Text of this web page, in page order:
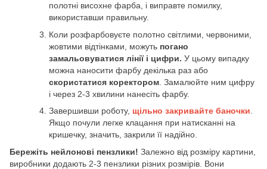
полотні висохне фарба, і виправте помилку,
використавши правильну.
Коли розфарбовуєте полотно світлими, червоними,
жовтими відтінками, можуть погано
замальовуватися лінії і цифри. У цьому випадку
можна наносити фарбу декілька раз або
скористатися коректором . Замалюйте ним цифру
і через 2-3 хвилини нанесіть фарбу.
Завершивши роботу, щільно закривайте баночки.
Якщо почули легке клацання при натисканні на
кришечку, значить, закрили її надійно.
Бережіть нейлонові пензлики! Залежно від розміру картини,
виробники додають 2-3 пензлики різних розмірів. Вони